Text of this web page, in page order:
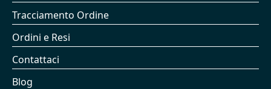
Tracciamento Ordine
Ordini e Resi
Contattaci
Blog